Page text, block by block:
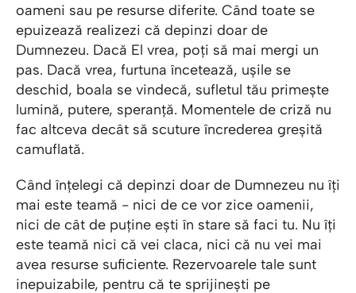
oameni sau pe resurse diferite. Când toate se
epuizează realizezi că depinzi doar de
Dumnezeu. Dacă El vrea, poți să mai mergi un
pas. Dacă vrea, furtuna încetează, ușile se
deschid, boala se vindecă, sufletul tău primește
lumină, putere, speranță. Momentele de criză nu
fac altceva decât să scuture încrederea greșită
camuflată.
Când înțelegi că depinzi doar de Dumnezeu nu îți
mai este teamă - nici de ce vor zice oamenii,
nici de cât de puține ești în stare să faci tu. Nu îți
este teamă nici că vei claca, nici că nu vei mai
avea resurse suficiente. Rezervoarele tale sunt
inepuizabile, pentru că te sprijinești pe